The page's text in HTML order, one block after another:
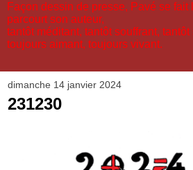
Façon dessin de presse, Pavé se fait
parcourt son auteur,
tantôt méditant, tantôt souffrant, tantôt
toujours aimant, toujours vivant.
dimanche 14 janvier 2024
231230